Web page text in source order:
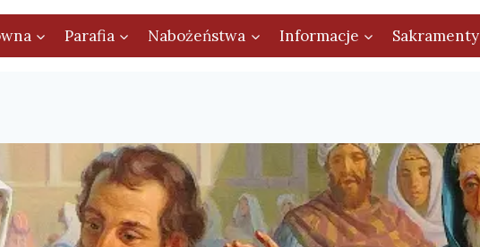
Parafia Nabożeństwa Informacje Sakramenty